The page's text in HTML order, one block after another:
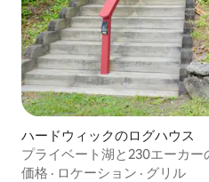
ハードウィックのログハウス
プライベート湖と230エーカー
ン
価格 · ロケーション · グリル